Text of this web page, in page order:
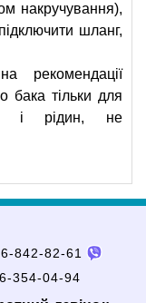
накручування),
шланг,
рекомендації
бака тільки для
і рідин, не
842-82-61
354-04-94